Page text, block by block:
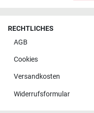
RECHTLICHES
AGB
Cookies
Versandkosten
Widerrufsformular